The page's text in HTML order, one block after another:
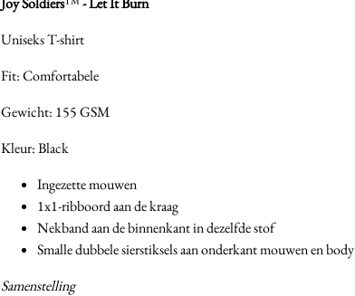
Uniseks T-shirt
Fit: Comfortabele
Gewicht: 155 GSM
Kleur: Black
Ingezette mouwen
1x1-ribboord aan de kraag
Nekband aan de binnenkant in dezelfde stof
Smalle dubbele sierstiksels aan onderkant mouwen en body
Samenstelling